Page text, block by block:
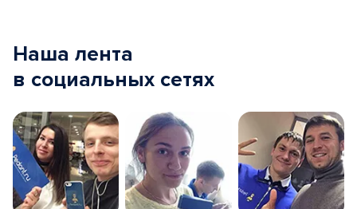
Наша лента
в социальных сетях